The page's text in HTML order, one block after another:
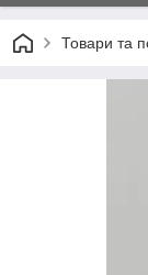
Товари та